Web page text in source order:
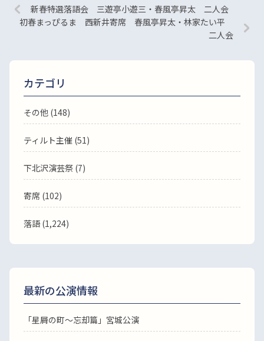
新春特選落語会 三遊亭小遊三・春風亭昇太 二人会
初春まっぴるま 西新井寄席 春風亭昇太・林家たい平
二人会
カテゴリ
その他 (148)
ティルト主催 (51)
下北沢演芸祭 (7)
寄席 (102)
落語(1,224)
最新の公演情報
「星屑の町～忘却篇」宮城公演